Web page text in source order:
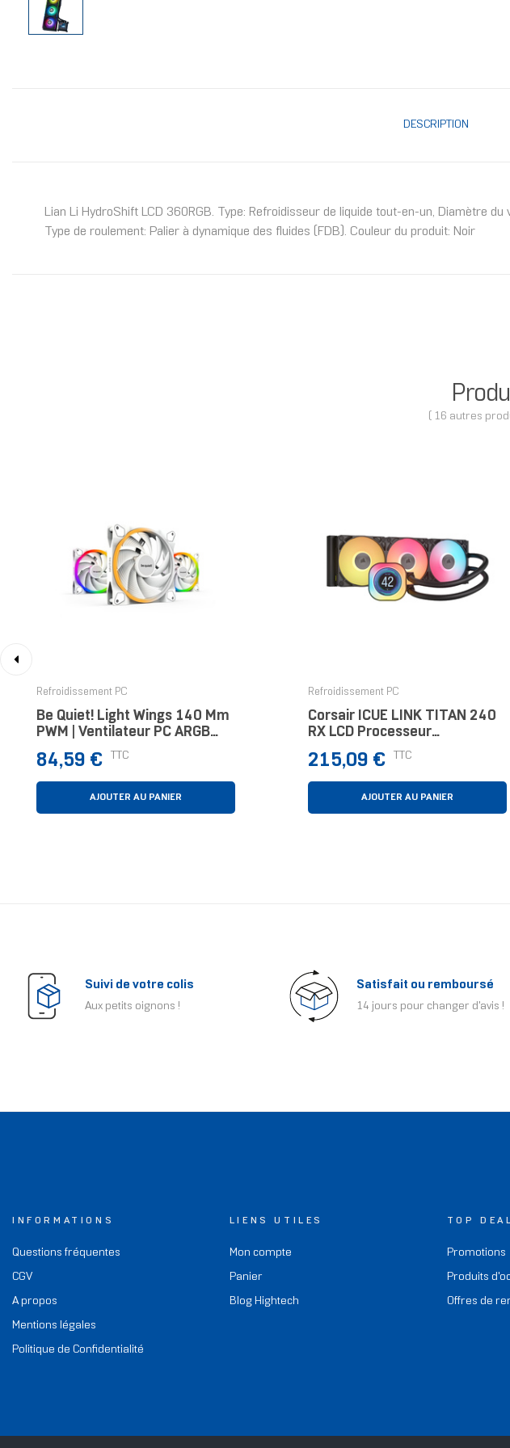
DESCRIPTION
Lian Li HydroShift LCD 360RGB. Type: Refroidisseur de liquide tout-en-un, Diamètre
Type de roulement: Palier à dynamique des fluides (FDB). Couleur du produit: Noir
( 16 autres
Refroidissement PC
Be Quiet! Light Wings 140 Mm
PWM | Ventilateur PC ARGB
High-Speed White, Pack De 3
Prix
84,59 € TTC
AJOUTER AU PANIER
Refroidissement PC
Corsair ICUE LINK TITAN 240
RX LCD Processeur
Refroidisseur D'air 12 Cm Noir
1 Pièce(s)
Prix
215,09 € TTC
AJOUTER AU PANIER
Suivi de votre colis
Aux petits oignons !
Satisfait ou remboursé
14 jours pour changer d'avis !
INFORMATIONS
Questions fréquentes
CGV
A propos
Mentions légales
Politique de Confidentialité
LIENS UTILES
Mon compte
Panier
Blog Hightech
TOP
Promotions
Produits
Offres de